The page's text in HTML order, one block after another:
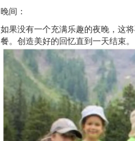
晚间：
如果没有一个充满乐趣的夜晚，这
餐。创造美好的回忆直到一天结束。